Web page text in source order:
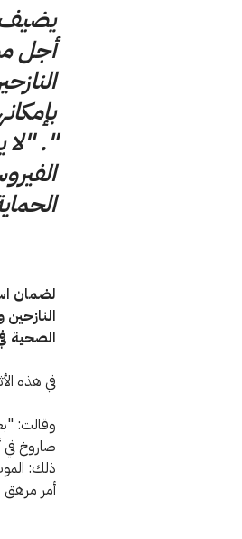
أجل
". "لا
لضمان
الصحية
في هذه
صاروخ في
ذلك:
أمر مرهق